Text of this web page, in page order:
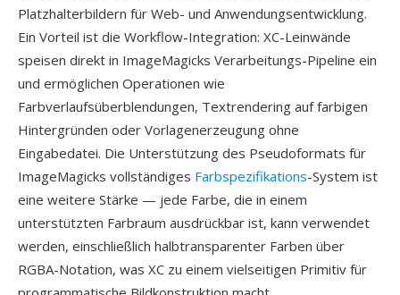
Platzhalterbildern für Web- und Anwendungsentwicklung.
Ein Vorteil ist die Workflow-Integration: XC-Leinwände
speisen direkt in ImageMagicks Verarbeitungs-Pipeline ein
und ermöglichen Operationen wie
Farbverlaufsüberblendungen, Textrendering auf farbigen
Hintergründen oder Vorlagenerzeugung ohne
Eingabedatei. Die Unterstützung des Pseudoformats für
ImageMagicks vollständiges Farbspezifikations-System ist
eine weitere Stärke — jede Farbe, die in einem
unterstützten Farbraum ausdrückbar ist, kann verwendet
werden, einschließlich halbtransparenter Farben über
RGBA-Notation, was XC zu einem vielseitigen Primitiv für